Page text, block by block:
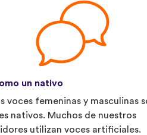
un nativo
voces femeninas y masculinas
nativos. Muchos de nuestros
utilizan voces artificiales.